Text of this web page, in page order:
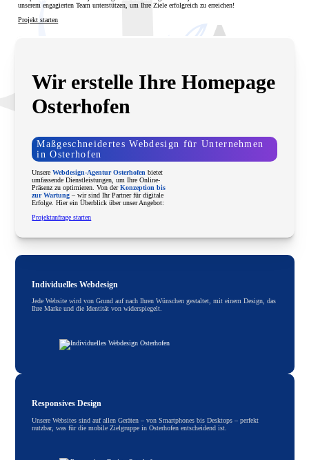
unserem engagierten Team unterstützen, um Ihre Ziele erfolgreich zu erreichen!
Projekt starten
Wir erstelle Ihre Homepage
Osterhofen
Maßgeschneidertes Webdesign für Unternehmen
in Osterhofen
UnsereWebdesign-Agentur Osterhofen bietet
umfassende Dienstleistungen, um Ihre Online-
Präsenz zu optimieren. Von derKonzeption bis
zur Wartung – wir sind Ihr Partner für digitale
Erfolge. Hier ein Überblick über unser Angebot:
Projektanfrage starten
Individuelles Webdesign
Jede Website wird von Grund auf nach Ihren Wünschen gestaltet, mit einem Design, das
Ihre Marke und die Identität von widerspiegelt.
Responsives Design
Unsere Websites sind auf allen Geräten – von Smartphones bis Desktops – perfekt
nutzbar, was für die mobile Zielgruppe in Osterhofen entscheidend ist.